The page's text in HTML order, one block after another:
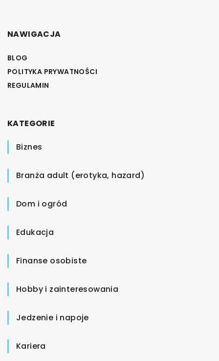
NAWIGACJA
BLOG
POLITYKA PRYWATNOŚCI
REGULAMIN
KATEGORIE
Biznes
Branża adult (erotyka, hazard)
Dom i ogród
Edukacja
Finanse osobiste
Hobby i zainteresowania
Jedzenie i napoje
Kariera